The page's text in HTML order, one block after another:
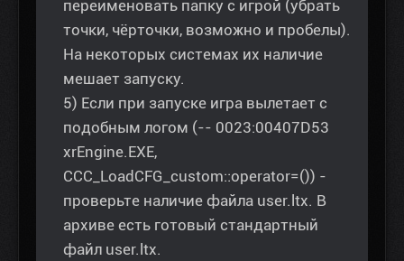
переименовать папку с игрой (убрать
точки, чёрточки, возможно и пробелы).
На некоторых системах их наличие
мешает запуску.
5) Если при запуске игра вылетает с
подобным логом (-- 0023:00407D53
xrEngine.EXE,
CCC_LoadCFG_custom::operator=()) -
проверьте наличие файла user.ltx. В
архиве есть готовый стандартный
файл user.ltx.